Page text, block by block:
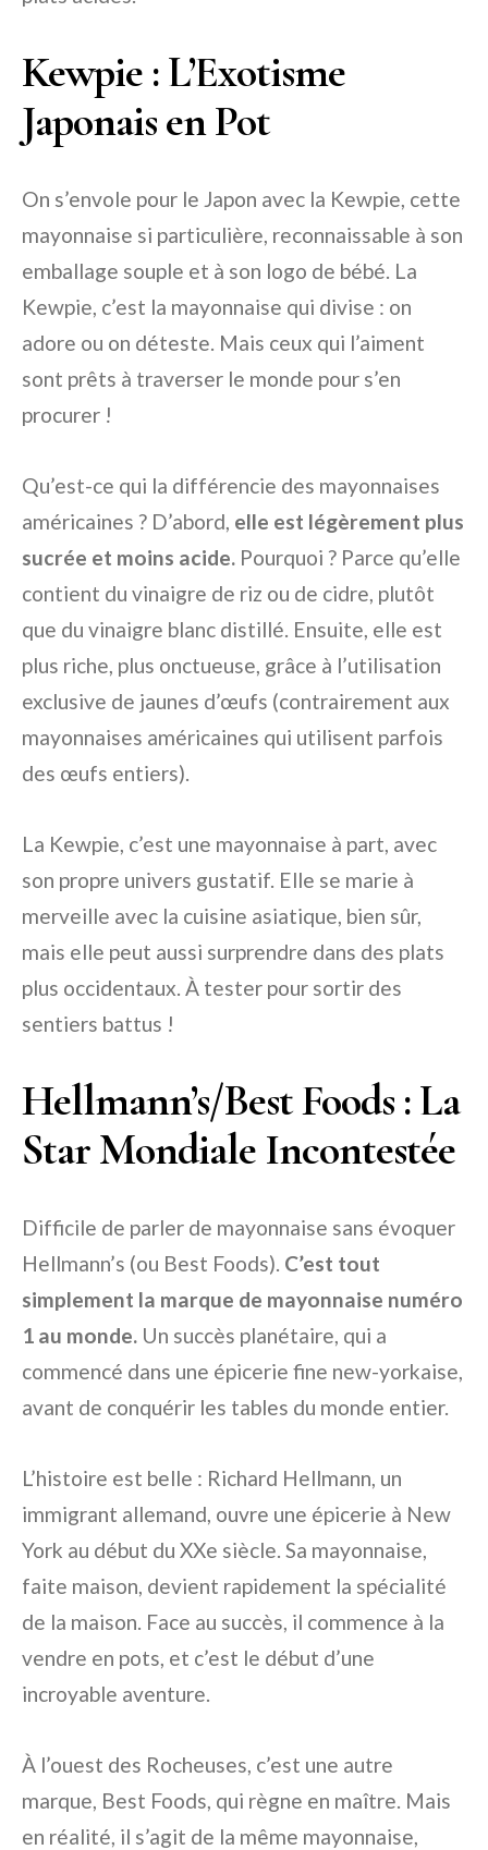
Kewpie : L’Exotisme
Japonais en Pot
On s’envole pour le Japon avec la Kewpie, cette
mayonnaise si particulière, reconnaissable à son
emballage souple et à son logo de bébé. La
Kewpie, c’est la mayonnaise qui divise : on
adore ou on déteste. Mais ceux qui l’aiment
sont prêts à traverser le monde pour s’en
procurer !
Qu’est-ce qui la différencie des mayonnaises
américaines ? D’abord, elle est légèrement plus
sucrée et moins acide. Pourquoi ? Parce qu’elle
contient du vinaigre de riz ou de cidre, plutôt
que du vinaigre blanc distillé. Ensuite, elle est
plus riche, plus onctueuse, grâce à l’utilisation
exclusive de jaunes d’œufs (contrairement aux
mayonnaises américaines qui utilisent parfois
des œufs entiers).
La Kewpie, c’est une mayonnaise à part, avec
son propre univers gustatif. Elle se marie à
merveille avec la cuisine asiatique, bien sûr,
mais elle peut aussi surprendre dans des plats
plus occidentaux. À tester pour sortir des
sentiers battus !
Hellmann’s/Best Foods : La
Star Mondiale Incontestée
Difficile de parler de mayonnaise sans évoquer
Hellmann’s (ou Best Foods). C’est tout
simplement la marque de mayonnaise numéro
1 au monde. Un succès planétaire, qui a
commencé dans une épicerie fine new-yorkaise,
avant de conquérir les tables du monde entier.
L’histoire est belle : Richard Hellmann, un
immigrant allemand, ouvre une épicerie à New
York au début du XXe siècle. Sa mayonnaise,
faite maison, devient rapidement la spécialité
de la maison. Face au succès, il commence à la
vendre en pots, et c’est le début d’une
incroyable aventure.
À l’ouest des Rocheuses, c’est une autre
marque, Best Foods, qui règne en maître. Mais
en réalité, il s’agit de la même mayonnaise,